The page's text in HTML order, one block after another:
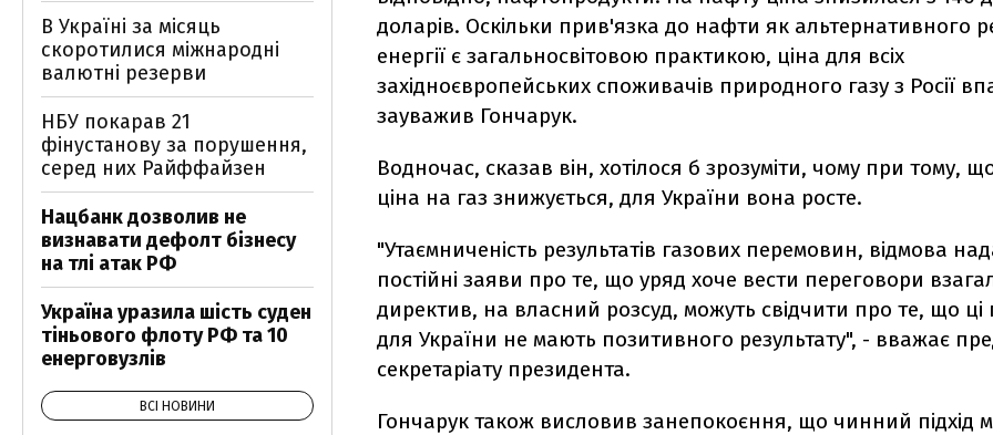
доларів. Оскільки прив'язка до нафти як альтернативного
енергії є загальносвітовою практикою, ціна для всіх
західноєвропейських споживачів природного газу з Росії
зауважив Гончарук.
Водночас, сказав він, хотілося б зрозуміти, чому при тому,
ціна на газ знижується, для України вона росте.
"Утаємниченість результатів газових перемовин, відмова
постійні заяви про те, що уряд хоче вести переговори
директив, на власний розсуд, можуть свідчити про те, що ці
для України не мають позитивного результату", - вважає
секретаріату президента.
Гончарук також висловив занепокоєння, що чинний підхід
В Україні за місяць
скоротилися міжнародні
валютні резерви
НБУ покарав 21
фінустанову за порушення,
серед них Райффайзен
Нацбанк дозволив не
визнавати дефолт бізнесу
на тлі атак РФ
Україна уразила шість суден
тіньового флоту РФ та 10
енерговузлів
ВСІ НОВИНИ